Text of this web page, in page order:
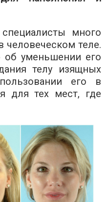
много
человеческом теле.
об уменьшении его
телу изящных
его в
для тех мест, где